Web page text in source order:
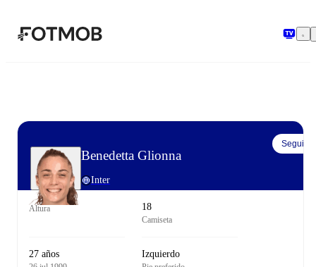
Benedetta Glionna
Inter
Seguir
Altura 18
Camiseta
27 años Izquierdo